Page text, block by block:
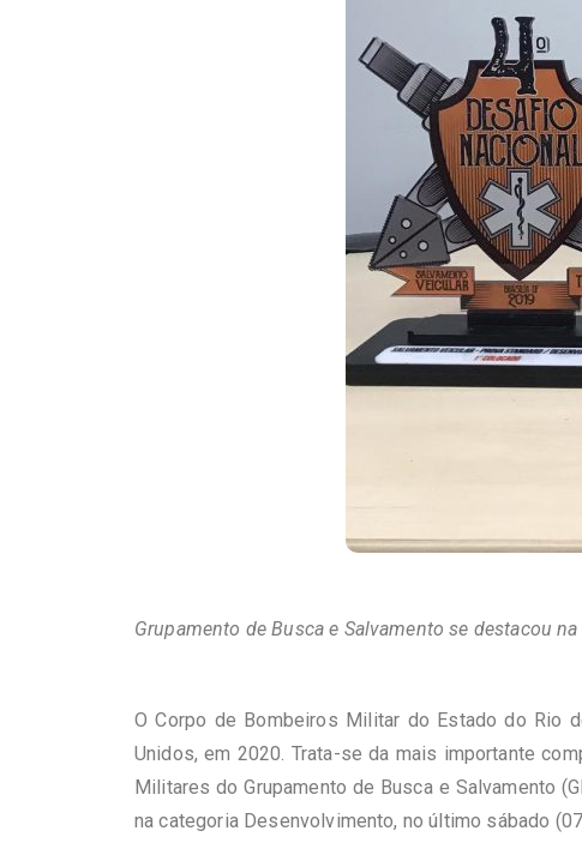
Grupamento de Busca e Salvamento se destacou
O Corpo de Bombeiros Militar do Estado do Rio
Unidos, em 2020. Trata-se da mais importante
Militares do Grupamento de Busca e Salvamento (
na categoria Desenvolvimento, no último sábado